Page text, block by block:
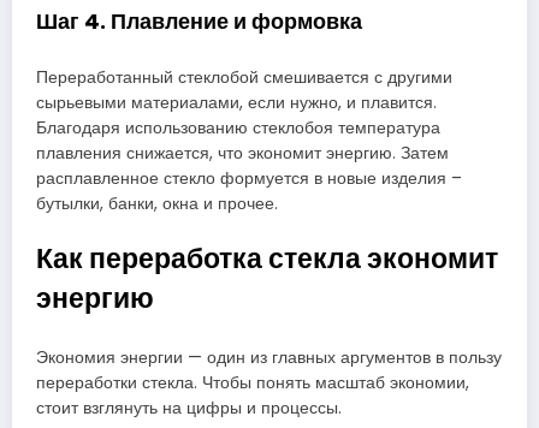
Шаг 4. Плавление и формовка
Переработанный стеклобой смешивается с другими
сырьевыми материалами, если нужно, и плавится.
Благодаря использованию стеклобоя температура
плавления снижается, что экономит энергию. Затем
расплавленное стекло формуется в новые изделия –
бутылки, банки, окна и прочее.
Как переработка стекла экономит
энергию
Экономия энергии — один из главных аргументов в пользу
переработки стекла. Чтобы понять масштаб экономии,
стоит взглянуть на цифры и процессы.